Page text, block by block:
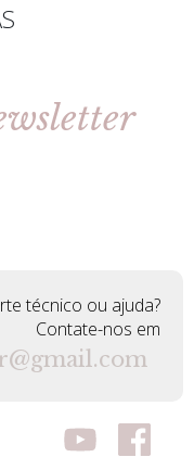
técnico ou ajuda?
Contate-nos em